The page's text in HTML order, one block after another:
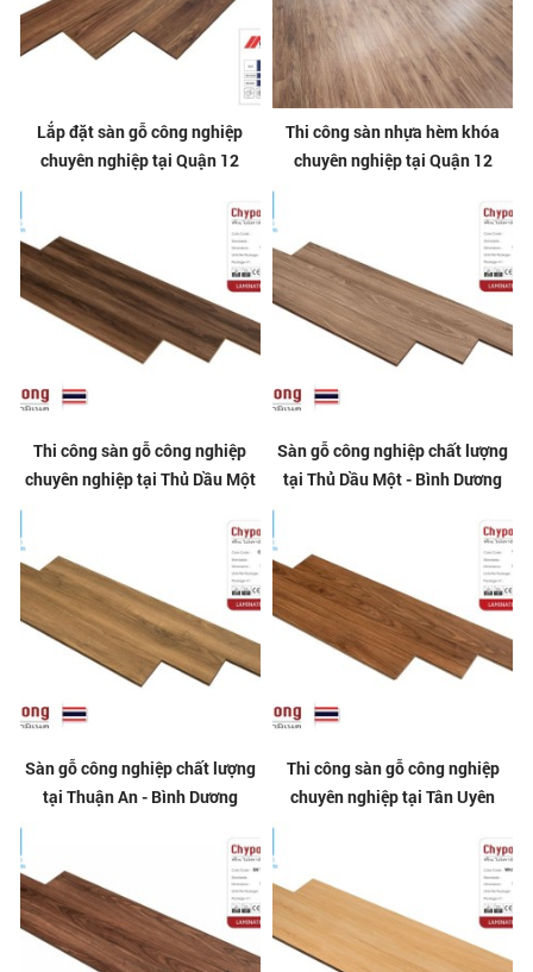
Lắp đặt sàn gỗ công nghiệp
chuyên nghiệp tại Quận 12
Thi công sàn nhựa hèm khóa
chuyên nghiệp tại Quận 12
Thi công sàn gỗ công nghiệp
chuyên nghiệp tại Thủ Dầu Một
Sàn gỗ công nghiệp chất lượng
tại Thủ Dầu Một - Bình Dương
Sàn gỗ công nghiệp chất lượng
tại Thuận An - Bình Dương
Thi công sàn gỗ công nghiệp
chuyên nghiệp tại Tân Uyên